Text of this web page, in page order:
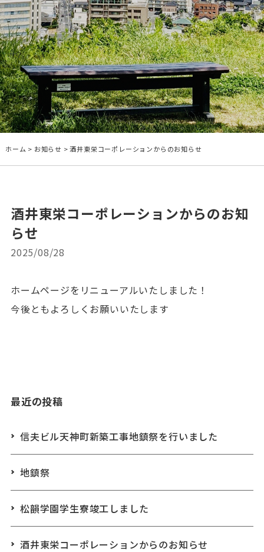
ホーム > お知らせ >酒井東栄コーポレーションからのお知らせ
酒井東栄コーポレーションからのお知
らせ
2025/08/28
ホームページをリニューアルいたしました！
今後ともよろしくお願いいたします
最近の投稿
信夫ビル天神町新築工事地鎮祭を行いました
地鎮祭
松韻学園学生寮竣工しました
酒井東栄コーポレーションからのお知らせ